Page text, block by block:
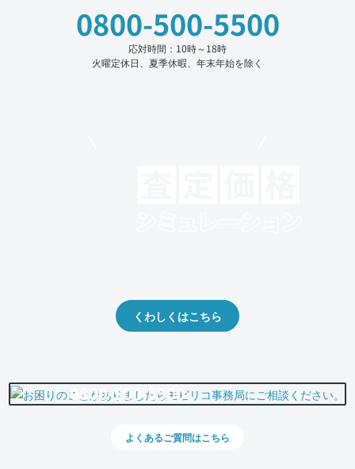
0800-500-5500
応対時間：10時～18時
火曜定休日、夏季休暇、年末年始を除く
くわしくはこちら
0800-500-5500
よくあるご質問はこちら